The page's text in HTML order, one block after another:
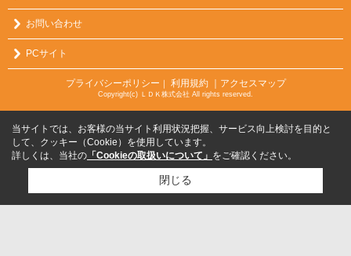
お問い合わせ
PCサイト
プライバシーポリシー ｜ 利用規約 ｜アクセスマップ
Copyright(c) ＬＤＫ株式会社 All rights reserved.
当サイトでは、お客様の当サイト利用状況把握、サービス向上検討を目的と
して、クッキー（Cookie）を使用しています。
詳しくは、当社の 「Cookieの取扱いについて」 をご確認ください。
閉じる